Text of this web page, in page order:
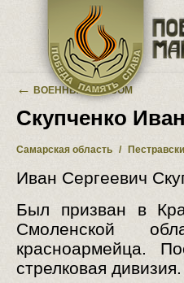
Перейти к основному содержанию
← ВОЕННЫЙ АЛЬБОМ
Скупченко
Самарская область /
Иван Сергеевич
Был призван в
Смоленской
красноармейца.
стрелковая дивизия.